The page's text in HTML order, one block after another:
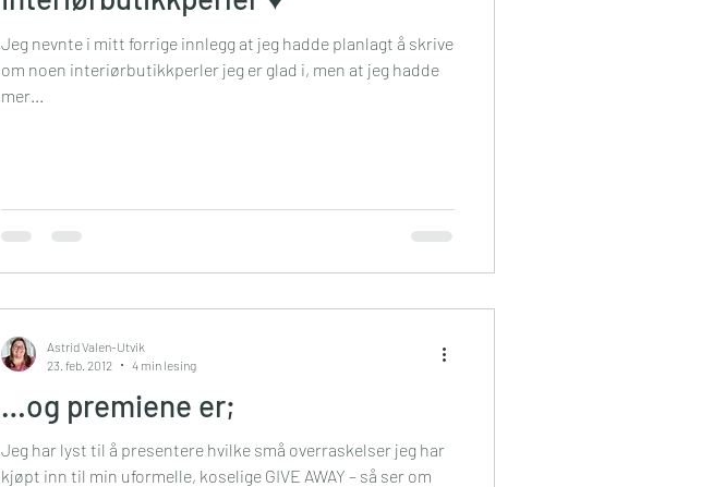
Jeg nevnte i mitt forrige innlegg at jeg hadde planlagt å skrive
om noen interiørbutikkperler jeg er glad i, men at jeg hadde
mer...
…og premiene er;
Jeg har lyst til å presentere hvilke små overraskelser jeg har
kjøpt inn til min uformelle, koselige GIVE AWAY – så ser om
Astrid Valen-Utvik
23. feb. 2012
4 min lesing